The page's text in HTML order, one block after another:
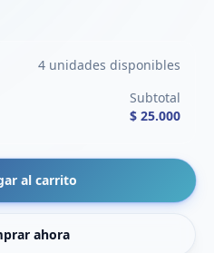
4 unidades disponibles
Subtotal
$ 25.000
al carrito
ahora